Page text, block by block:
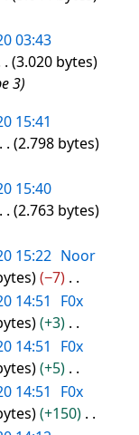
03:43
3.020 bytes
3
15:41
2.798 bytes
15:40
2.763 bytes
15:22 Noor
−7
14:51
F0x
+3
14:51
F0x
+5
14:51
F0x
+150